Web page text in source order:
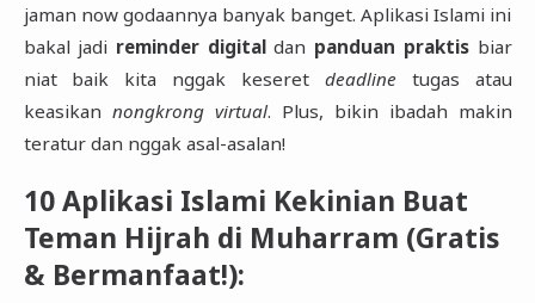
jaman now godaannya banyak banget. Aplikasi Islami ini
bakal jadi reminder digitaldan panduan praktisbiar
niat baik kita nggak keseret deadline tugas atau
keasikan nongkrong virtual. Plus, bikin ibadah makin
teratur dan nggak asal-asalan!
10 Aplikasi Islami Kekinian Buat
Teman Hijrah di Muharram (Gratis
& Bermanfaat!):